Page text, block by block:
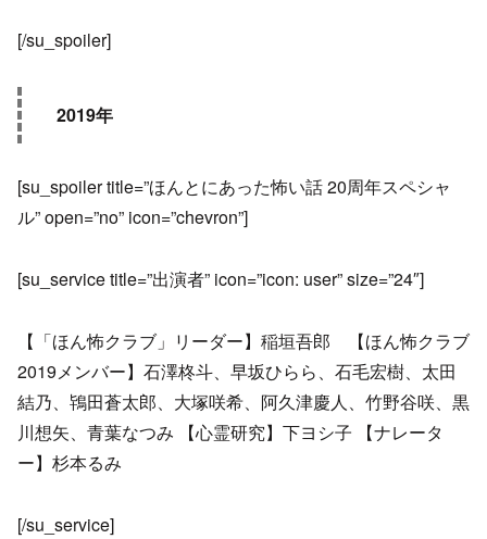
[/su_spoiler]
2019年
[su_spoiler title=”ほんとにあった怖い話 20周年スペシャ
ル” open=”no” icon=”chevron”]
[su_service title=”出演者” icon=”icon: user” size=”24″]
【「ほん怖クラブ」リーダー】稲垣吾郎 【ほん怖クラブ
2019メンバー】石澤柊斗、早坂ひらら、石毛宏樹、太田
結乃、鴇田蒼太郎、大塚咲希、阿久津慶人、竹野谷咲、黒
川想矢、青葉なつみ 【心霊研究】下ヨシ子 【ナレータ
ー】杉本るみ
[/su_service]